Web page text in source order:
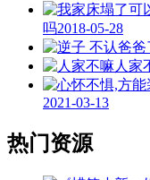
吗2018-05-28
人家
2021-03-13
热门资源